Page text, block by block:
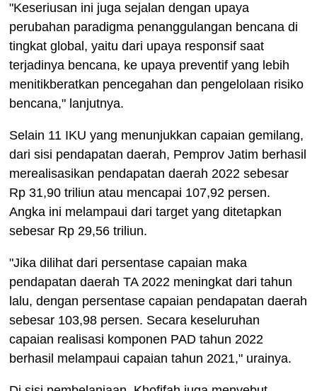
"Keseriusan ini juga sejalan dengan upaya
perubahan paradigma penanggulangan bencana di
tingkat global, yaitu dari upaya responsif saat
terjadinya bencana, ke upaya preventif yang lebih
menitikberatkan pencegahan dan pengelolaan risiko
bencana," lanjutnya.
Selain 11 IKU yang menunjukkan capaian gemilang,
dari sisi pendapatan daerah, Pemprov Jatim berhasil
merealisasikan pendapatan daerah 2022 sebesar
Rp 31,90 triliun atau mencapai 107,92 persen.
Angka ini melampaui dari target yang ditetapkan
sebesar Rp 29,56 triliun.
"Jika dilihat dari persentase capaian maka
pendapatan daerah TA 2022 meningkat dari tahun
lalu, dengan persentase capaian pendapatan daerah
sebesar 103,98 persen. Secara keseluruhan
capaian realisasi komponen PAD tahun 2022
berhasil melampaui capaian tahun 2021," urainya.